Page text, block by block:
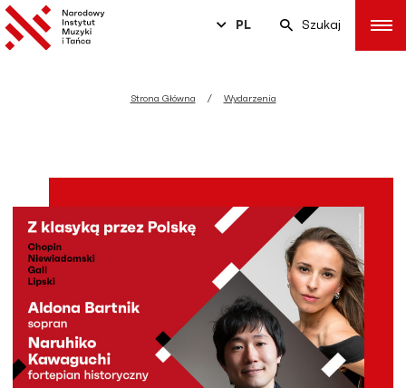
PL Szukaj
Strona Główna Wydarzenia